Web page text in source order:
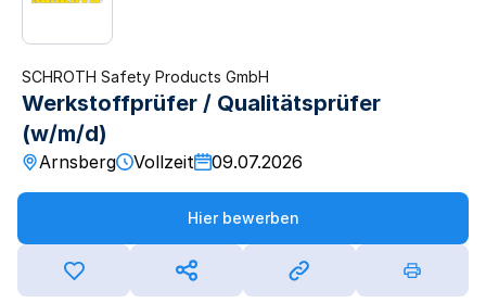
SCHROTH Safety Products GmbH
Werkstoffprüfer / Qualitätsprüfer
(w/m/d)
Arnsberg Vollzeit 09.07.2026
Hier bewerben